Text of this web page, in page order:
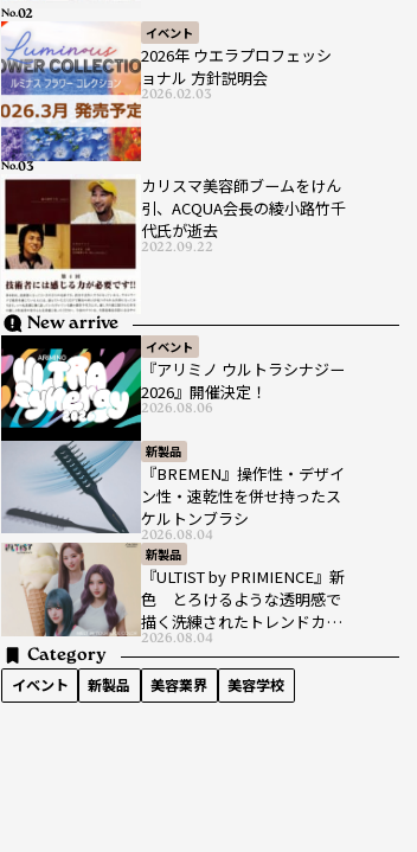
イベント
2026年 ウエラプロフェッシ
ョナル 方針説明会
2026.02.03
No.
カリスマ美容師ブームをけん
引、ACQUA会長の綾小路竹千
代氏が逝去
2022.09.22
No.
New arrive
イベント
『アリミノ ウルトラシナジー
2026』開催決定！
2026.08.06
新製品
『BREMEN』操作性・デザイ
ン性・速乾性を併せ持ったス
ケルトンブラシ
2026.08.04
新製品
『ULTIST by PRIMIENCE』新
色 とろけるような透明感で
描く洗練されたトレンドカラ
ー
2026.08.04
Category
イベント 新製品 美容業界 美容学校